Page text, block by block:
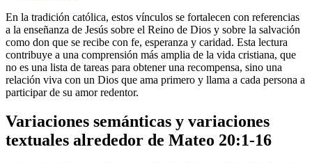
En la tradición católica, estos vínculos se fortalecen con referencias
a la enseñanza de Jesús sobre el Reino de Dios y sobre la salvación
como don que se recibe con fe, esperanza y caridad. Esta lectura
contribuye a una comprensión más amplia de la vida cristiana, que
no es una lista de tareas para obtener una recompensa, sino una
relación viva con un Dios que ama primero y llama a cada persona a
participar de su amor redentor.
Variaciones semánticas y variaciones
textuales alrededor de Mateo 20:1-16